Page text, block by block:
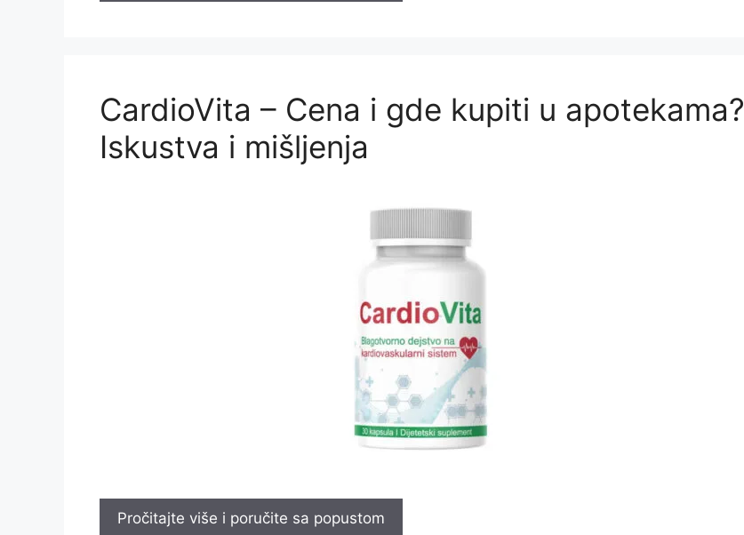
CardioVita – Cena i gde kupiti u apotekama?
Iskustva i mišljenja
Pročitajte više i poručite sa popustom